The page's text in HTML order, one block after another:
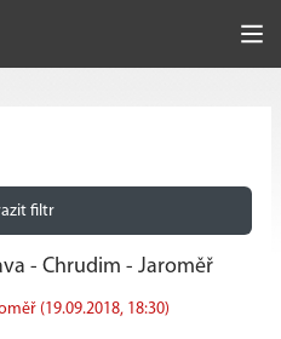
filtr
- Chrudim - Jaroměř
(19.09.2018, 18:30)